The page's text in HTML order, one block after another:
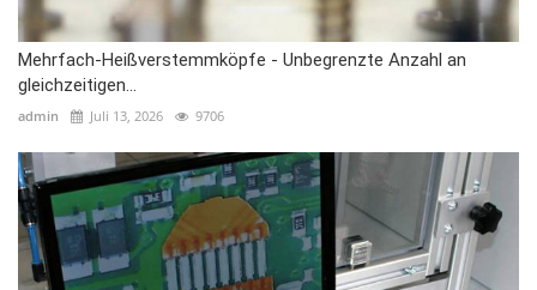
Mehrfach-Heißverstemmköpfe - Unbegrenzte Anzahl an
gleichzeitigen...
admin Juli 13, 2026 9706